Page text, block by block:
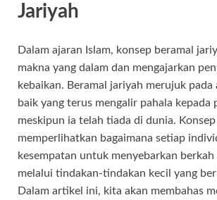
Jariyah
Dalam ajaran Islam, konsep beramal
makna yang dalam dan mengajarkan
kebaikan. Beramal jariyah merujuk pada
baik yang terus mengalir pahala kepada
meskipun ia telah tiada di dunia.
memperlihatkan bagaimana setiap
kesempatan untuk menyebarkan berkah
melalui tindakan-tindakan kecil yang
Dalam artikel ini, kita akan membahas